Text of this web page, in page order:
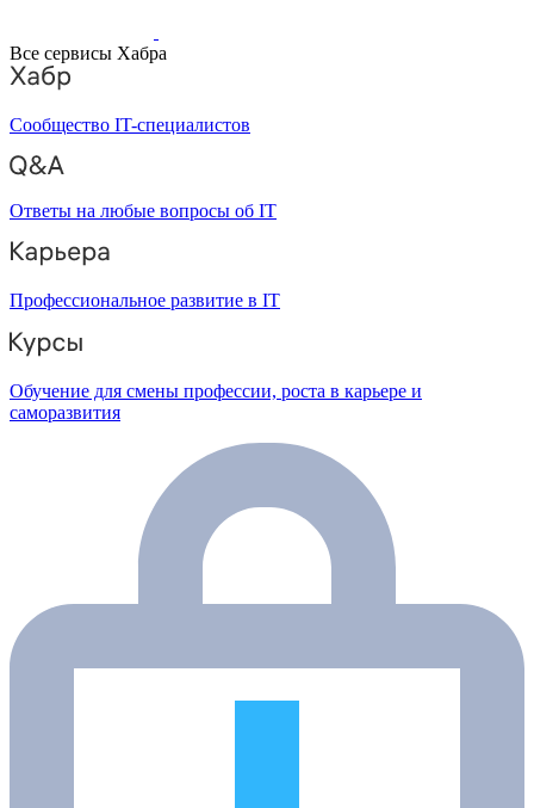
Все сервисы Хабра
Сообщество IT-специалистов
Ответы на любые вопросы об IT
Профессиональное развитие в IT
Обучение для смены профессии, роста в карьере и
саморазвития